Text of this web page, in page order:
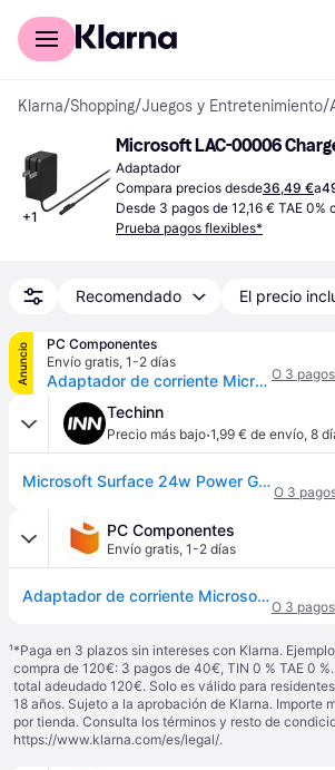
Comprar con Klarna
Klarna/Shopping/Juegos y Entretenimiento/
+1
Microsoft LAC-00006
Adaptador
Compara precios desde36,49 €a
Desde 3 pagos de 12,16 € TAE 0%
Prueba pagos flexibles*
Recomendado El precio
Anuncio
PC Componentes
Envío gratis, 1-2 días
Adaptador de corriente Microsoft Surface 24W Negro O 3
Techinn
Precio más bajo·1,99 € de envío, 8
Microsoft Surface 24w Power Go It/pl/pt/es In Laptop Charger Negro
O 3
PC Componentes
Envío gratis, 1-2 días
Adaptador de corriente Microsoft Surface 24W Negro
O 3
¹*Paga en 3 plazos sin intereses con Klarna.
compra de 120€: 3 pagos de 40€, TIN 0 % TAE 0
total adeudado 120€. Solo es válido para
18 años. Sujeto a la aprobación de Klarna. Importe
por tienda. Consulta los términos y resto de
https://www.klarna.com/es/legal/.